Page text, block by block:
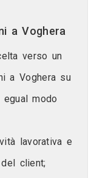
a Voghera
verso un
a Voghera su
modo
lavorativa e
client;